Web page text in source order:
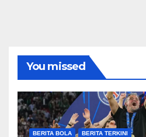
You missed
BERITA BOLA BERITA TERKINI